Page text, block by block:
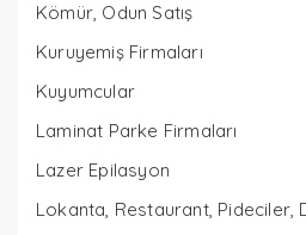
Kömür, Odun Satış
Kuruyemiş Firmaları
Kuyumcular
Laminat Parke Firmaları
Lazer Epilasyon
Lokanta, Restaurant, Pideciler,